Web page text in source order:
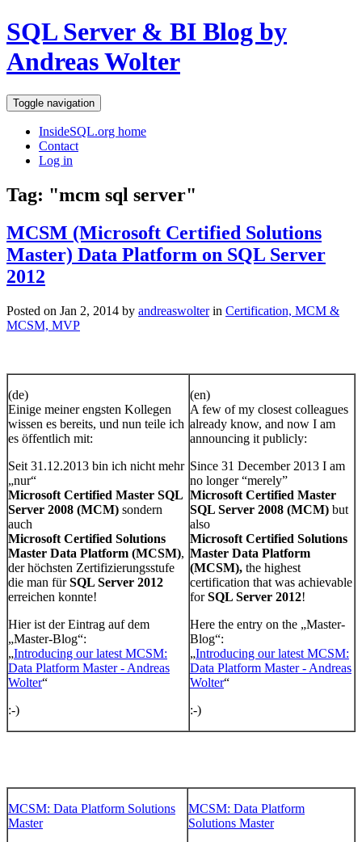
SQL Server & BI Blog by
Andreas Wolter
Toggle navigation
InsideSQL.org home
Contact
Log in
Tag: "mcm sql server"
MCSM (Microsoft Certified Solutions
Master) Data Platform on SQL Server
2012
Posted on Jan 2, 2014 by andreaswolterin Certification, MCM &
MCSM, MVP
(de)
Einige meiner engsten Kollegen
wissen es bereits, und nun teile ich
es öffentlich mit:
Seit 31.12.2013 bin ich nicht mehr
„nur“
Microsoft Certified Master SQL
Server 2008 (MCM) sondern
auch
Microsoft Certified Solutions
Master Data Platform (MCSM),
der höchsten Zertifizierungsstufe
die man fürSQL Server 2012
erreichen konnte!
Hier ist der Eintrag auf dem
„Master-Blog“:
„Introducing our latest MCSM:
Data Platform Master - Andreas
Wolter“
:-)
(en)
A few of my closest colleagues
already know, and now I am
announcing it publicly:
Since 31 December 2013 I am
no longer “merely”
Microsoft Certified Master
SQL Server 2008 (MCM) but
also
Microsoft Certified Solutions
Master Data Platform
(MCSM), the highest
certification that was achievable
forSQL Server 2012!
Here the entry on the „Master-
Blog“:
„Introducing our latest MCSM:
Data Platform Master - Andreas
Wolter“
:-)
MCSM: Data Platform Solutions
Master
MCSM: Data Platform
Solutions Master